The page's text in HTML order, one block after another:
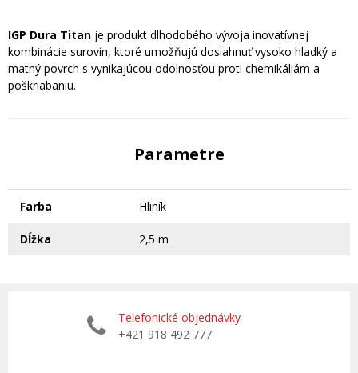
IGP Dura Titan je produkt dlhodobého vývoja inovatívnej
kombinácie surovín, ktoré umožňujú dosiahnuť vysoko hladký a
matný povrch s vynikajúcou odolnosťou proti chemikáliám a
poškriabaniu.
Parametre
Farba Hliník
Dĺžka 2,5 m
Telefonické objednávky
+421 918 492 777